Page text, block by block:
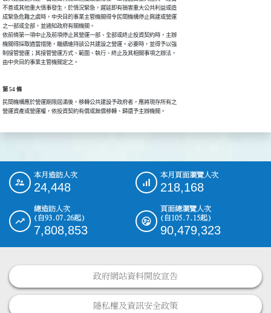
不善或其他重大情事發生，於情況緊急，遲延即有損害重大公共利益或造
成緊急危難之虞時，中央目的事業主管機關得令民間機構停止興建或營運
之一部或全部，並通知政府有關機關。
依前條第一項中止及前項停止其營運一部、全部或終止投資契約時，主辦
機關得採取適當措施，繼續維持該公共建設之營運。必要時，並得予以強
制接管營運；其接管營運方式、範圍、執行、終止及其相關事項之辦法，
由中央目的事業主管機關定之。
第 54 條
民間機構應於營運期限屆滿後，移轉公共建設予政府者，應將現存所有之
營運資產或營運權，依投資契約有償或無償移轉、歸還予主辦機關。
::: 本月造訪人次
24,448
本月頁面瀏覽人次
218,168
總造訪人次
(自93.07.26起)
7,808,853
頁面總瀏覽人次
(自105.7.15起)
90,479,323
政府網站資料開放宣告
隱私權及資訊安全政策